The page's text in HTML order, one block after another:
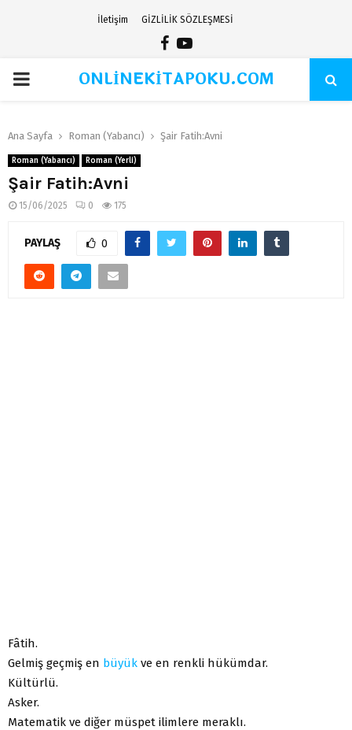
İletişim GİZLİLİK SÖZLEŞMESİ
Facebook
Youtube
PRIMARYONLİNEKİTAPOKU.COM
Ana Sayfa Roman (Yabancı) Şair Fatih:Avni
Roman (Yabancı) Roman (Yerli)
Şair Fatih:Avni
15/06/2025 0 175
PAYLAŞ 0
Fâtih.
Gelmiş geçmiş en büyük ve en renkli hükümdar.
Kültürlü.
Asker.
Matematik ve diğer müspet ilimlere meraklı.